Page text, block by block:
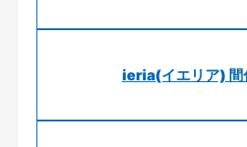
ieria(イエリア) 間